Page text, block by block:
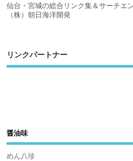
仙台・宮城の総合リンク集＆サーチエ
（株）朝日海洋開発
リンクパートナー
醤油味
めん八珍